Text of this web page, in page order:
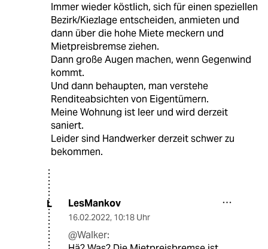
Immer wieder köstlich, sich für einen speziellen
Bezirk/Kiezlage entscheiden, anmieten und
dann über die hohe Miete meckern und
Mietpreisbremse ziehen.
Dann große Augen machen, wenn Gegenwind
kommt.
Und dann behaupten, man verstehe
Renditeabsichten von Eigentümern.
Meine Wohnung ist leer und wird derzeit
saniert.
Leider sind Handwerker derzeit schwer zu
bekommen.
L LesMankov
16.02.2022, 10:18 Uhr
@Walker: